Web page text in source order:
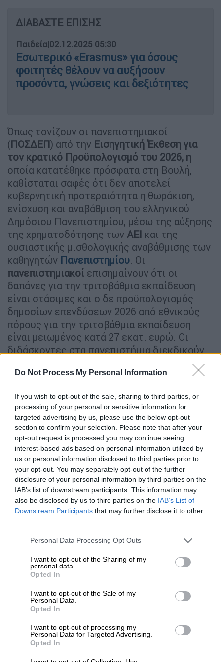
Do Not Process My Personal Information
If you wish to opt-out of the sale, sharing to third parties, or
processing of your personal or sensitive information for
targeted advertising by us, please use the below opt-out
section to confirm your selection. Please note that after your
opt-out request is processed you may continue seeing
interest-based ads based on personal information utilized by
us or personal information disclosed to third parties prior to
your opt-out. You may separately opt-out of the further
disclosure of your personal information by third parties on the
IAB’s list of downstream participants. This information may
also be disclosed by us to third parties on the IAB’s List of
Downstream Participants that may further disclose it to other
Please note that this website/app uses one or more Google
not limited to your visit or usage behaviour. You may click to
grant or deny consent to Google and its third-party tags to
use your data for below specified purposes in below Google
consent section.
Personal Data Processing Opt Outs
I want to opt-out of the Sharing of my
personal data.
Opted In
I want to opt-out of the Sale of my
Personal Data.
Opted In
I want to opt-out of processing my
Personal Data for Targeted Advertising.
Opted In
ΔΙΑΒΑΣΤΕ ΕΠΙΣΗΣ
Παιδεία|02.12.2025 05:30
Εσωτερικό «Erasmus» για όσους
φοιτητές θέλουν να αυξήσουν
προσόντα, γνώσεις και δεξιότητες
Όπως τονίζουν οι πανεπιστημιακοί
(ΠΟΣΔΕΠ) από την Εισηγητική Έκθεση για
τον κρατικό Προϋπολογισμό του 2026, η
οποία κατατέθηκε πρόσφατα στη Βουλή,
καθίσταται σαφές ότι δεν αποτελεί
κυβερνητική προτεραιότητα η θωράκιση,
ενίσχυση και αναβάθμιση του ελληνικού
Δημόσιου Πανεπιστημίου, μέσω της αύξησης
της χρηματοδότησης των AEI και της
ουσιαστικής μισθολογικής αναβάθμισης των
καθηγητών Πανεπιστημίου. Οι
πανεπιστημιακοί επισημαίνουν ότι οι
δαπάνες για την τριτοβάθμια εκπαίδευση
είναι στάσιμες και ο δε προϋπολογισμός
δημοσίων επενδύσεων 2026 από εθνικούς
πόρους για την τριτοβάθμια εκπαίδευση
είναι μειωμένος κατά 27 εκατ. ευρώ. Οι
διδάσκοντες στα πανεπιστήμια διεκδικούν
λειτουργήματος τους και γενναία αύξηση
έκτακτης, τωνΠανεπιστημίων.
Τα προβλήματα των ΑΕΙ
Η Πανελλήνια Ομοσπονδία Συλλόγων
Διδακτικού και Ερευνητικού Προσωπικού,
συνοψίζει τα προβλήματα των ΑΕΙ ως εξής:
1. Η ελληνική οικονομία προβλέπεται να
συνεχίσει για έκτο συναπτό έτος να
καταγράφει σημαντικά υψηλότερο ρυθμό
πραγματικής ανάπτυξης σε σχέση με τον
μέσο όρο της Ευρωζώνης, αλλά οι αποδοχές
των μελών ΔΕΠ, οι οποίες σε ονομαστικές
τιμές είναι κατά 9% χαμηλότερες σήμερα σε
σχέση με το 2003, βρίσκονται περίπου στο
50% του ευρωπαϊκού μέσου όρου των
αποδοχών καθηγητών Πανεπιστημίου.
2. Δεν υπάρχει καμία πρόβλεψη δαπάνης
πρόσληψης μόνιμου λοιπού προσωπικού στα